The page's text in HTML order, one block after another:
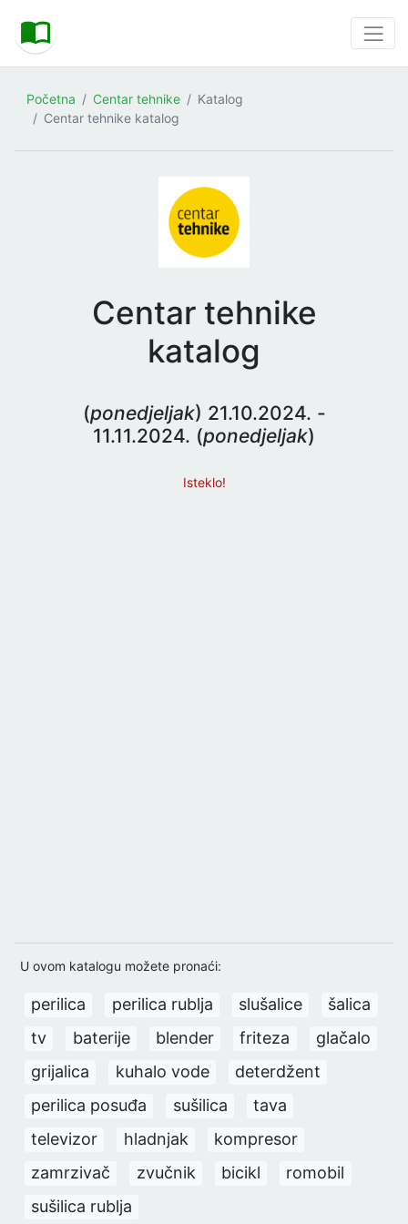
Početna Centar tehnike
Katalog
Centar tehnike katalog
Centar tehnike
katalog
(ponedjeljak) 21.10.2024. -
11.11.2024. (ponedjeljak)
Isteklo!
U ovom katalogu možete pronaći:
perilica perilica rublja slušalice
šalica
tv
baterije blender friteza
glačalo
grijalica
kuhalo vode
deterdžent
perilica posuđa
sušilica
tava
televizor
hladnjak
kompresor
zamrzivač
zvučnik bicikl
romobil
sušilica rublja